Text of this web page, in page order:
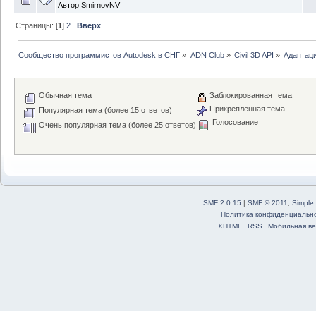
Автор SmirnovNV
Страницы: [1]2 Вверх
Сообщество программистов Autodesk в СНГ » ADN Club» Civil 3D API »
Обычная тема
Популярная тема (более 15 ответов)
Очень популярная тема (более 25 ответов)
Заблокированная тема
Прикрепленная тема
Голосование
SMF 2.0.15 | SMF © 2011
Simple
Политика
XHTML
RSS Мобильная